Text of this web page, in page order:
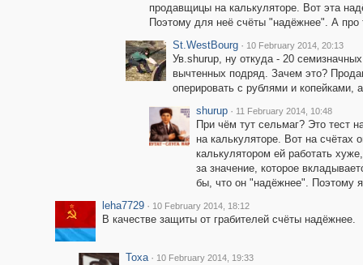
продавщицы на калькуляторе. Вот эта
Поэтому для неё счёты "надёжнее". А
St.WestBourg · 10 February 2014, 20:13
Ув.shurup, ну откуда - 20
вычтенных подряд. Зачем это?
оперировать с рублями и
shurup · 11 February 2014, 10:48
При чём тут сельмаг? Это тест
на калькуляторе. Вот на счётах
калькулятором ей работать
за значение, которое
бы, что он "надёжнее". Поэтому
leha7729 · 10 February 2014, 18:12
В качестве защиты от грабителей счёты надёжнее.
Toxa · 10 February 2014, 19:33